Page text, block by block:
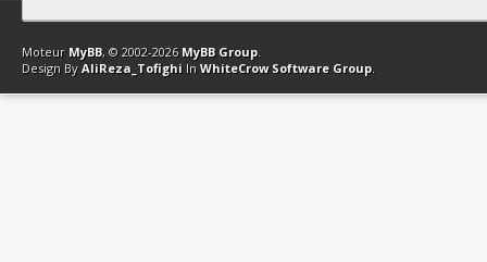
Contact Club Affiliation Retourner en haut Version bas-débit
Moteur MyBB, © 2002-2026 MyBB Group.
Design By AliReza_Tofighi In WhiteCrow Software Group.